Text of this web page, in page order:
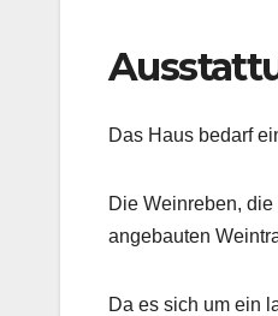
Das Haus bedarf
Die Weinreben,
angebauten
Da es sich um ein